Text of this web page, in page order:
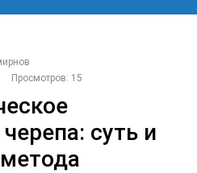
Просмотров: 15
суть и